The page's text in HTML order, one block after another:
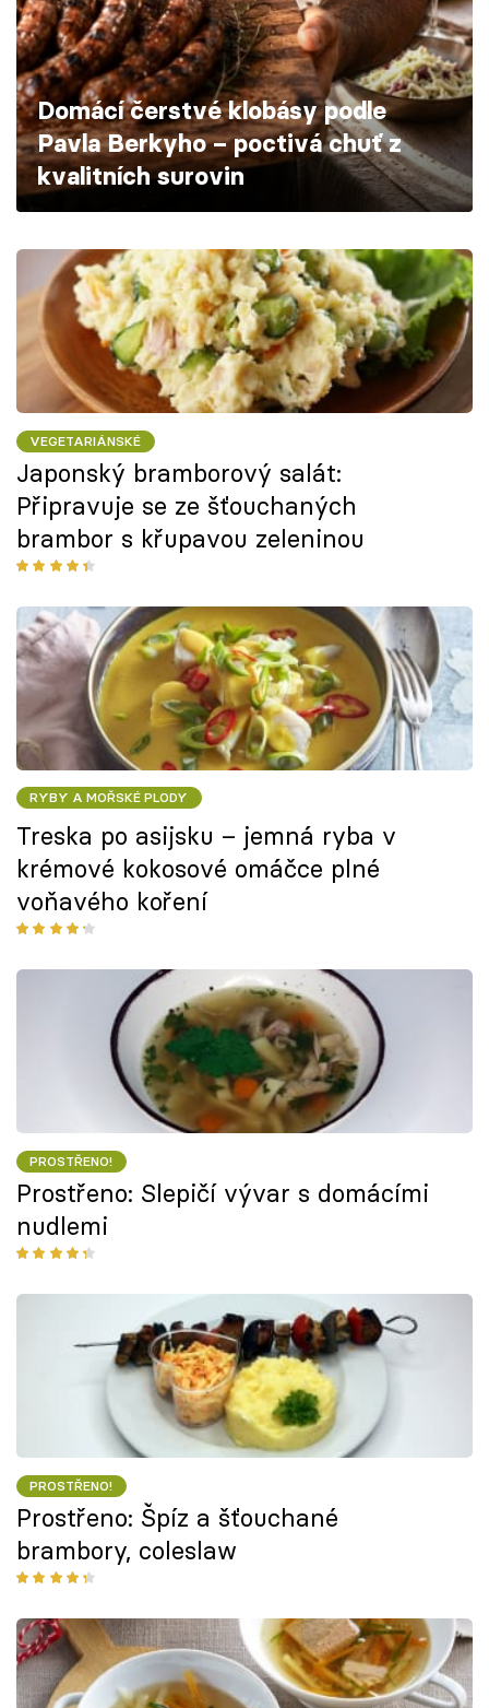
Škola vaření
Recepty z TV
Speciál: Cuketa
Těhotnej kuchař
Přihlášení
Sledujte nás
Domácí čerstvé klobásy podle
Pavla Berkyho – poctivá chuť z
kvalitních surovin
VEGETARIÁNSKÉ
Japonský bramborový salát:
Připravuje se ze šťouchaných
brambor s křupavou zeleninou
RYBY A MOŘSKÉ PLODY
Treska po asijsku – jemná ryba v
krémové kokosové omáčce plné
voňavého koření
PROSTŘENO!
Prostřeno: Slepičí vývar s domácími
nudlemi
PROSTŘENO!
Prostřeno: Špíz a šťouchané
brambory, coleslaw